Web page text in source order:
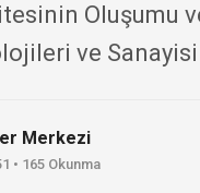
Oluşumu
ve
Merkezi
• 165 Okunma